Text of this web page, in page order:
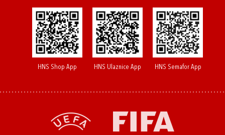
HNS Shop App HNS Ulaznice App HNS Semafor App